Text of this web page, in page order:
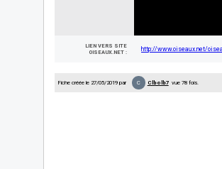
LIEN VERS SITE
OISEAUX.NET :
http://www.oiseaux.net/
Fiche créée le 27/05/2019 par C Clbolb7vue 78 fois.